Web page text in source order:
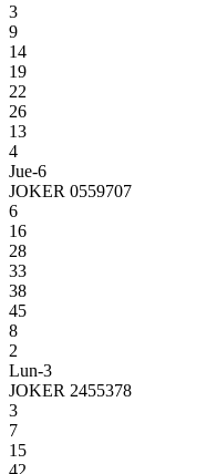
3
9
14
19
22
26
13
4
Jue-6
JOKER 0559707
6
16
28
33
38
45
8
2
Lun-3
JOKER 2455378
3
7
15
42